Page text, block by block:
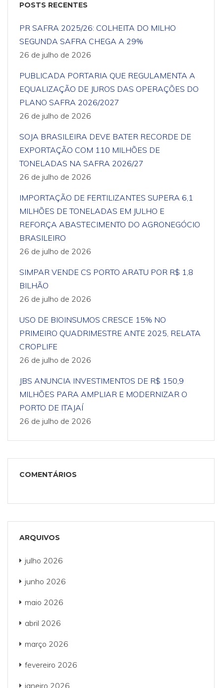
POSTS RECENTES
PR SAFRA 2025/26: COLHEITA DO MILHO
SEGUNDA SAFRA CHEGA A 29%
26 de julho de 2026
PUBLICADA PORTARIA QUE REGULAMENTA A
EQUALIZAÇÃO DE JUROS DAS OPERAÇÕES DO
PLANO SAFRA 2026/2027
26 de julho de 2026
SOJA BRASILEIRA DEVE BATER RECORDE DE
EXPORTAÇÃO COM 110 MILHÕES DE
TONELADAS NA SAFRA 2026/27
26 de julho de 2026
IMPORTAÇÃO DE FERTILIZANTES SUPERA 6,1
MILHÕES DE TONELADAS EM JULHO E
REFORÇA ABASTECIMENTO DO AGRONEGÓCIO
BRASILEIRO
26 de julho de 2026
SIMPAR VENDE CS PORTO ARATU POR R$ 1,8
BILHÃO
26 de julho de 2026
USO DE BIOINSUMOS CRESCE 15% NO
PRIMEIRO QUADRIMESTRE ANTE 2025, RELATA
CROPLIFE
26 de julho de 2026
JBS ANUNCIA INVESTIMENTOS DE R$ 150,9
MILHÕES PARA AMPLIAR E MODERNIZAR O
PORTO DE ITAJAÍ
26 de julho de 2026
COMENTÁRIOS
ARQUIVOS
julho 2026
junho 2026
maio 2026
abril 2026
março 2026
fevereiro 2026
janeiro 2026